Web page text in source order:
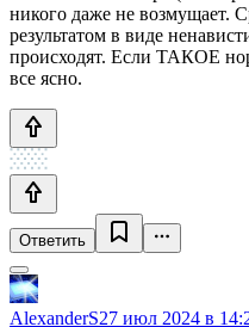
никого даже не возмущает.
результатом в виде
происходят. Если ТАКОЕ
все ясно.
Ответить
AlexanderS27 июл 2024 в